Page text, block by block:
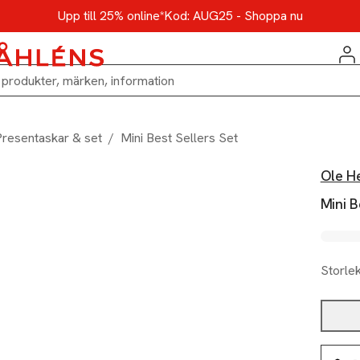
Upp till 25% online*Kod: AUG25 - Shoppa nu
& set / Mini Best Sellers Set
Ole
Mini